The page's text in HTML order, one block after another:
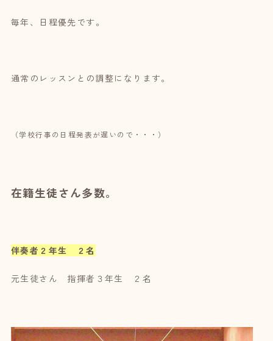
毎年、日程優先です。
通常のレッスンとの調整になります。
（学校行事の日程発表が遅いので・・・）
在籍生徒さん多数。
伴奏者２年生 ２名
元生徒さん 指揮者３年生 ２名